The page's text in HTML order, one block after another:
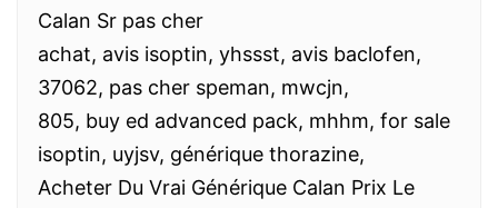
Calan Sr pas cher
achat, avis isoptin, yhssst, avis baclofen,
37062, pas cher speman, mwcjn,
805, buy ed advanced pack, mhhm, for sale
isoptin, uyjsv, générique thorazine,
Acheter Du Vrai Générique Calan Prix Le